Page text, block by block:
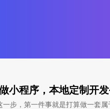
小程序，本地定制开
步，第一件事就是打算做一套